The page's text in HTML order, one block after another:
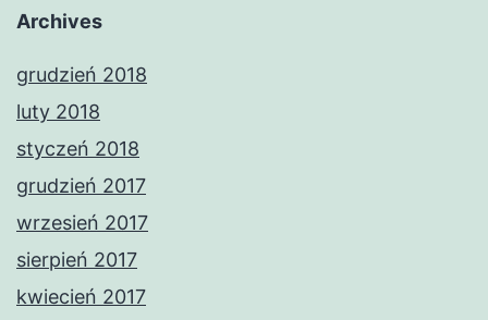
Archives
grudzień 2018
luty 2018
styczeń 2018
grudzień 2017
wrzesień 2017
sierpień 2017
kwiecień 2017